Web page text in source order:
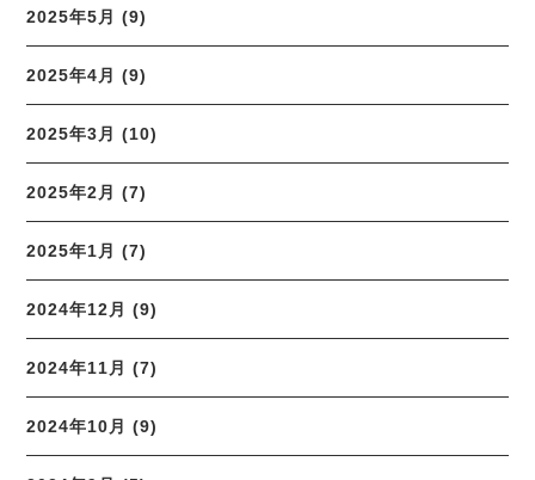
2025年5月 (9)
2025年4月 (9)
2025年3月 (10)
2025年2月 (7)
2025年1月 (7)
2024年12月 (9)
2024年11月 (7)
2024年10月 (9)